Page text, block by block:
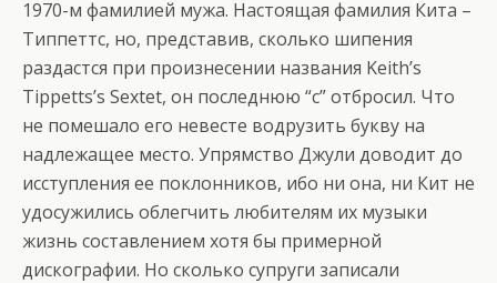
1970-м фамилией мужа. Настоящая фамилия Кита –
Типпеттс, но, представив, сколько шипения
раздастся при произнесении названия Keith’s
Tippetts’s Sextet, он последнюю “с” отбросил. Что
не помешало его невесте водрузить букву на
надлежащее место. Упрямство Джули доводит до
исступления ее поклонников, ибо ни она, ни Кит не
удосужились облегчить любителям их музыки
жизнь составлением хотя бы примерной
дискографии. Но сколько супруги записали